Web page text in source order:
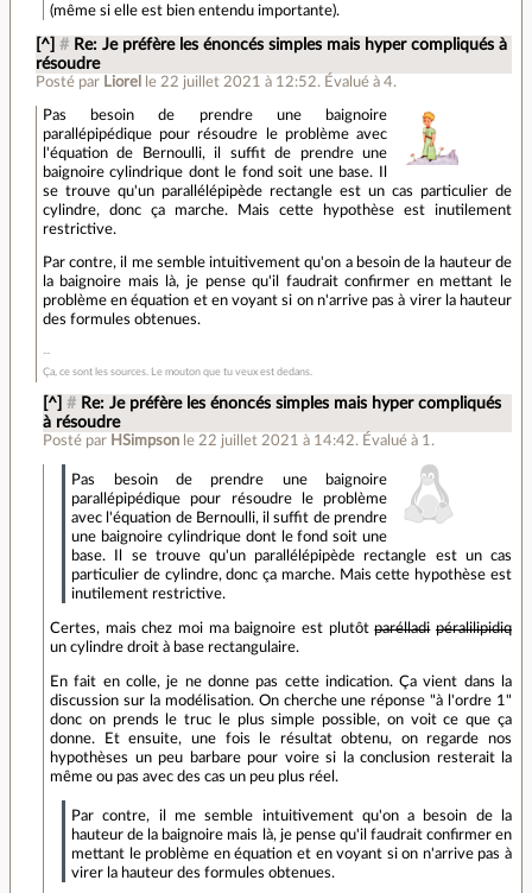
(même si elle est bien entendu importante).
[^] # Re: Je préfère les énoncés simples mais hyper compliqués à
résoudre
Posté par Liorel le 22 juillet 2021 à 12:52. Évalué à 4.
Pas besoin de prendre une baignoire
parallépipédique pour résoudre le problème avec
l'équation de Bernoulli, il suffit de prendre une
baignoire cylindrique dont le fond soit une base. Il
se trouve qu'un parallélépipède rectangle est un cas particulier de
cylindre, donc ça marche. Mais cette hypothèse est inutilement
restrictive.
Par contre, il me semble intuitivement qu'on a besoin de la hauteur de
la baignoire mais là, je pense qu'il faudrait confirmer en mettant le
problème en équation et en voyant si on n'arrive pas à virer la hauteur
des formules obtenues.
Ça, ce sont les sources. Le mouton que tu veux est dedans.
[^] # Re: Je préfère les énoncés simples mais hyper compliqués
à résoudre
Posté par HSimpson le 22 juillet 2021 à 14:42. Évalué à 1 .
Pas besoin de prendre une baignoire
parallépipédique pour résoudre le problème
avec l'équation de Bernoulli, il suffit de prendre
une baignoire cylindrique dont le fond soit une
base. Il se trouve qu'un parallélépipède rectangle est un cas
particulier de cylindre, donc ça marche. Mais cette hypothèse est
inutilement restrictive.
Certes, mais chez moi ma baignoire est plutôtparélladi péralilipidiq
un cylindre droit à base rectangulaire.
En fait en colle, je ne donne pas cette indication. Ça vient dans la
discussion sur la modélisation. On cherche une réponse "à l'ordre 1"
donc on prends le truc le plus simple possible, on voit ce que ça
donne. Et ensuite, une fois le résultat obtenu, on regarde nos
hypothèses un peu barbare pour voire si la conclusion resterait la
même ou pas avec des cas un peu plus réel.
Par contre, il me semble intuitivement qu'on a besoin de la
hauteur de la baignoire mais là, je pense qu'il faudrait confirmer en
mettant le problème en équation et en voyant si on n'arrive pas à
virer la hauteur des formules obtenues.